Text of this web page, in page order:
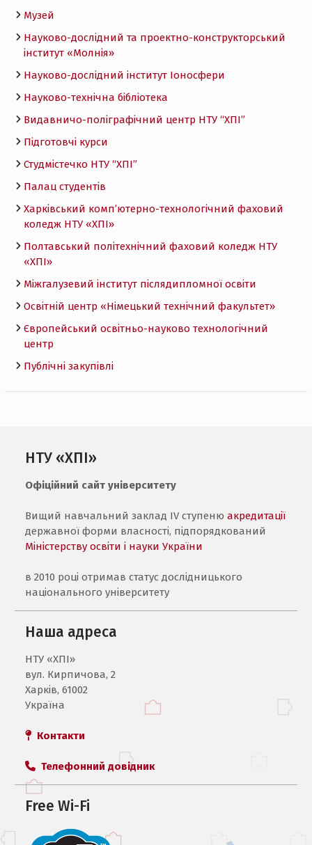
Музей
Науково-дослідний та проектно-конструкторський
інститут «Молнія»
Науково-дослідний інститут Іоносфери
Науково-технічна бібліотека
Видавничо-поліграфічний центр НТУ “ХПІ”
Підготовчі курси
Студмістечко НТУ “ХПІ”
Палац студентів
Харківський комп’ютерно-технологічний фаховий
коледж НТУ «ХПI»
Полтавський політехнічний фаховий коледж НТУ
«ХПI»
Міжгалузевий інститут післядипломної освіти
Освітній центр «Німецький технічний факультет»
Європейський освітньо-науково технологічний
центр
Публічні закупівлі
НТУ «ХПІ»
Офіційний сайт університету
Вищий навчальний заклад IV ступенюакредитації
державної форми власності, підпорядкований
Міністерству освіти і науки України
в 2010 році отримав статус дослідницького
національного університету
Наша адреса
НТУ «ХПI»
вул. Кирпичова, 2
Харків, 61002
Україна
Контакти
Телефонний довідник
Free Wi-Fi